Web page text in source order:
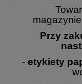
Przy
- etykiety